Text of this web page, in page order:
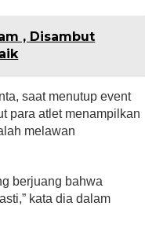
, Disambut
saat menutup event
para atlet menampilkan
melawan
berjuang bahwa
kata dia dalam